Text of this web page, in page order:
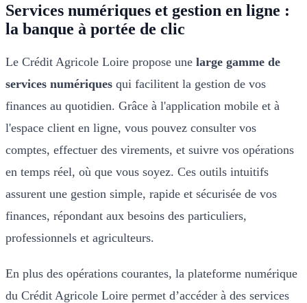
Services numériques et gestion en ligne :
la banque à portée de clic
Le Crédit Agricole Loire propose une large gamme de
services numériques qui facilitent la gestion de vos
finances au quotidien. Grâce à l'application mobile et à
l'espace client en ligne, vous pouvez consulter vos
comptes, effectuer des virements, et suivre vos opérations
en temps réel, où que vous soyez. Ces outils intuitifs
assurent une gestion simple, rapide et sécurisée de vos
finances, répondant aux besoins des particuliers,
professionnels et agriculteurs.
En plus des opérations courantes, la plateforme numérique
du Crédit Agricole Loire permet d’accéder à des services